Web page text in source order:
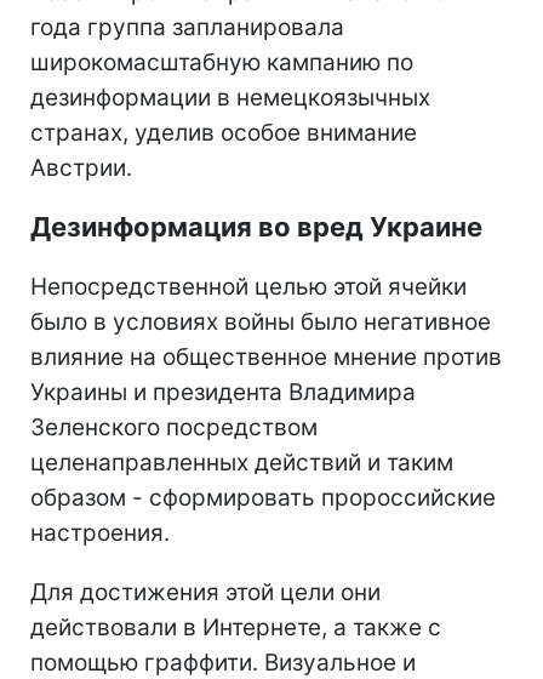
года группа запланировала
широкомасштабную кампанию по
дезинформации в немецкоязычных
странах, уделив особое внимание
Австрии.
Дезинформация во вред Украине
Непосредственной целью этой ячейки
было в условиях войны было негативное
влияние на общественное мнение против
Украины и президента Владимира
Зеленского посредством
целенаправленных действий и таким
образом - сформировать пророссийские
настроения.
Для достижения этой цели они
действовали в Интернете, а также с
помощью граффити. Визуальное и